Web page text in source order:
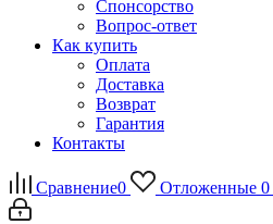
Спонсорство
Вопрос-ответ
Как купить
Оплата
Доставка
Возврат
Гарантия
Контакты
Сравнение0 Отложенные 0